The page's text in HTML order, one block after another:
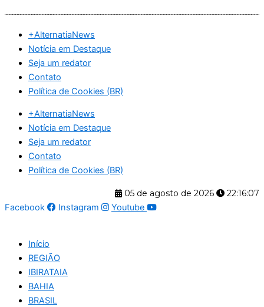
conteúdo
+AlternatiaNews
Notícia em Destaque
Seja um redator
Contato
Política de Cookies (BR)
+AlternatiaNews
Notícia em Destaque
Seja um redator
Contato
Política de Cookies (BR)
05 de agosto de 2026
22:16:08
Facebook
Instagram Youtube
Início
REGIÃO
IBIRATAIA
BAHIA
BRASIL